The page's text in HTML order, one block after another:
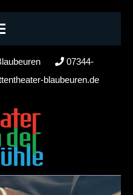
07344-
blaubeuren.de